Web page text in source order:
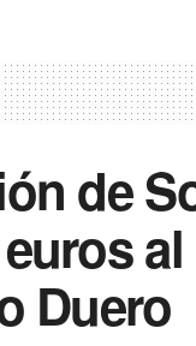
de
Duero